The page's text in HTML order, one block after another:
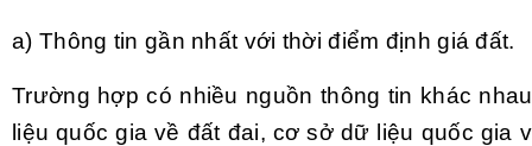
a) Thông tin gần nhất với thời điểm định giá đất.
Trường hợp có nhiều nguồn thông tin khác
liệu quốc gia về đất đai, cơ sở dữ liệu quốc